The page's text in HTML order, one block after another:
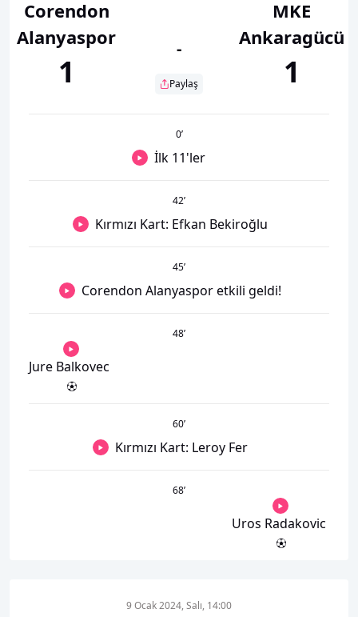
Corendon
Alanyaspor
1
-
Paylaş
MKE
Ankaragücü
1
0’
İlk 11'ler
42’
Kırmızı Kart: Efkan Bekiroğlu
45’
Corendon Alanyaspor etkili geldi!
48’
Jure Balkovec
60’
Kırmızı Kart: Leroy Fer
68’
Uros Radakovic
9 Ocak 2024, Salı, 14:00